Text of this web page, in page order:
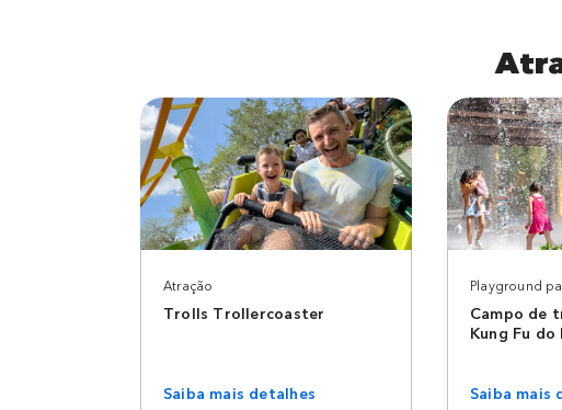
Atração
Trolls Trollercoaster
Saiba mais detalhes
Playground
Campo de
Kung Fu do
Saiba mais